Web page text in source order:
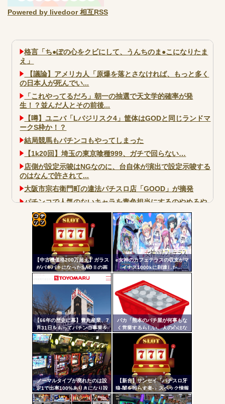
Powered by livedoor 相互RSS
格言「ち●ぽの心をクビにして、うんちのま●こになりたま
え」
【議論】アメリカ人「原爆を落とさなければ、もっと多く
の日本人が死んでい...
「これやってるだろ」朝一の抽選で天文学的確率が発
生！？並んだ人とその前後...
【噂】ユニバ「Lバジリスク4」筐体はGODと同じランドマ
ークS枠か！？
結局競馬もパチンコもやってしまった
【1k20回】埼玉の東京喰種999、ガチで回らない…
店側が設定示唆はNGなのに、台自体が演出で設定示唆する
のはなんで許されて...
大阪市宗右衛門町の違法パチスロ店「GOOD」が摘発
パチンコで人気のないキャラを青色担当にするのやめろや
ワイ、パチンコ屋店員の目の前で会員カードを握り潰し
「今までありがとう」と...
無職のパチンコカス(22)なんやが、ワイの人生どれくらい
ヤバいか教えて？...
AngelBeats!とかいうクソアニメの思い出ｗｗｗ
Powered by livedoor 相互RSS
【中古機価格200万超え】ガラス
がバキバキになったSAOⅡの画
像が話題に…
e女神のカフェテラスの収支がマ
イナス1000kに到達した…
【66年の歴史に幕】豊丸産業、7
月31日をもってパチンコ事業を
停止へ ナナシーやコマコマ倶
楽部マやウィッチブレイド…た
くさんの名機をありがとう
バカ「熊本のパチ屋が何事もな
く営業するらしい。人の心はな
いのか」←なんでも自粛させた
がるヤツって害悪だよな
ノーマルタイプが廃れたのは設
定1で出率100%ありきになり設
定1放置がデフォになったから
【新台】サンセイ「パチスロ牙
狼-闇を照らす者-」スペック情報
判明！純増約9.1枚のAT機、疑似
- 固
自動
更新
ツー
ル